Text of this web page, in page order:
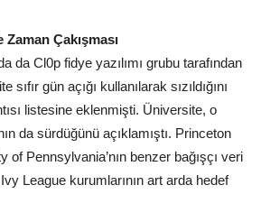
Zaman Çakışması
da Cl0p fidye yazılımı grubu tarafından
gün açığı kullanılarak sızıldığını
listesine eklenmişti. Üniversite, o
da sürdüğünü açıklamıştı. Princeton
Pennsylvania’nın benzer bağışçı veri
League kurumlarının art arda hedef